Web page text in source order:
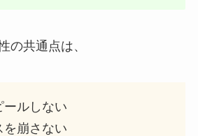
の共通点は、
ールしない
を崩さない